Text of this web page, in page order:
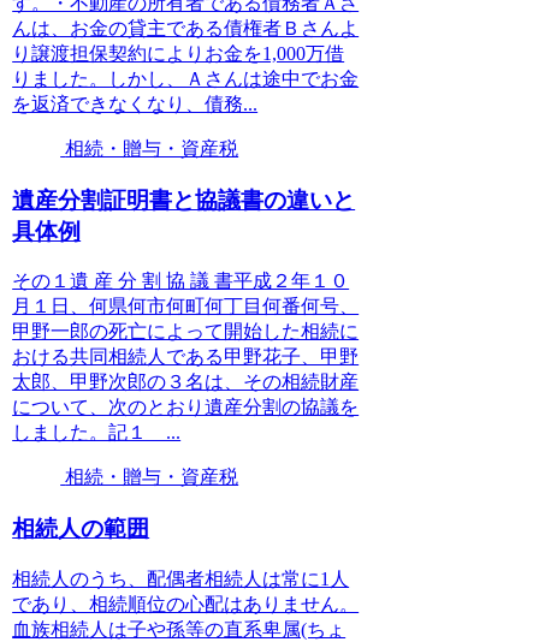
んは、お金の貸主である債権者Ｂさんよ
り譲渡担保契約によりお金を1,000万借
りました。しかし、Ａさんは途中でお金
を返済できなくなり、債務...
相続・贈与・資産税
遺産分割証明書と協議書の違いと
具体例
その１遺 産 分 割 協 議 書平成２年１０
月１日、何県何市何町何丁目何番何号、
甲野一郎の死亡によって開始した相続に
おける共同相続人である甲野花子、甲野
太郎、甲野次郎の３名は、その相続財産
について、次のとおり遺産分割の協議を
しました。記１ ...
相続・贈与・資産税
相続人の範囲
相続人のうち、配偶者相続人は常に1人
であり、相続順位の心配はありません。
血族相続人は子や孫等の直系卑属(ちょ